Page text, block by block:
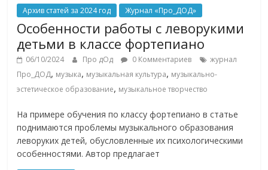
Архив статей за 2024 год Журнал «Про_ДОД»
Особенности работы с леворукими
детьми в классе фортепиано
06/10/2024 Про дОд 0 Комментариев
журнал
Про_ДОД, музыка, музыкальная культура, музыкально-
эстетическое образование, музыкальное творчество
На примере обучения по классу фортепиано в статье
поднимаются проблемы музыкального образования
леворуких детей, обусловленные их психологическими
особенностями. Автор предлагает